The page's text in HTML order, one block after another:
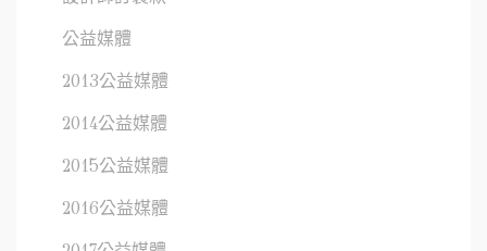
公益媒體
2013公益媒體
2014公益媒體
2015公益媒體
2016公益媒體